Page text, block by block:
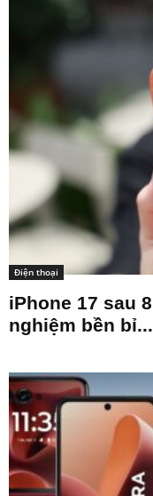
Điện thoại
iPhone 17 sau
nghiệm bền bỉ...